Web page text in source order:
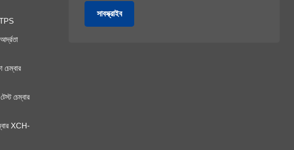
চেম্বার
চেম্বার
XCH-